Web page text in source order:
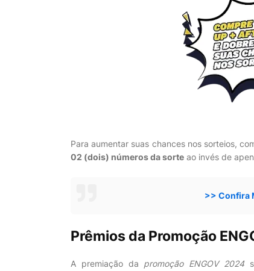
Para aumentar suas chances nos sorteios,
02 (dois) números da sorte ao invés de
>> Confira
Prêmios da Promoção
A premiação da promoção ENGOV 2024